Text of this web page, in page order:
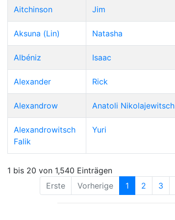
Aitchinson Jim
Aksuna (Lin) Natasha
Albéniz Isaac
Alexander Rick
Alexandrow Anatoli Nikolajewitsch
Alexandrowitsch
Falik
Yuri
1 bis 20 von 1,540 Einträgen
Erste
Vorherige 1 2 3